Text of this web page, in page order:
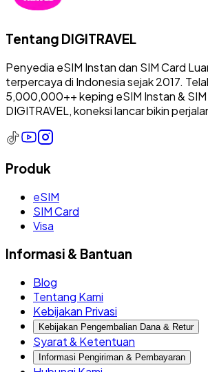
Tentang DIGITRAVEL
Penyedia eSIM Instan dan SIM Card
terpercaya di Indonesia sejak 2017.
5,000,000++ keping eSIM Instan & SIM
DIGITRAVEL, koneksi lancar bikin
Produk
eSIM
SIM Card
Visa
Informasi & Bantuan
Blog
Tentang Kami
Kebijakan Privasi
Kebijakan Pengembalian Dana & Retur
Syarat & Ketentuan
Informasi Pengiriman & Pembayaran